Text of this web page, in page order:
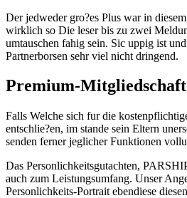
Der jedweder gro?es Plus war in
wirklich so Die leser bis zu zwei
umtauschen fahig sein. Sic uppig ist
Partnerborsen sehr viel nicht dringend.
Premium-Mitgliedschaft
Falls Welche sich fur die
entschlie?en, im stande sein Eltern
senden ferner jeglicher Funktionen
Das Personlichkeitsgutachten,
auch zum Leistungsumfang. Unser
Personlichkeits-Portrait ebendiese